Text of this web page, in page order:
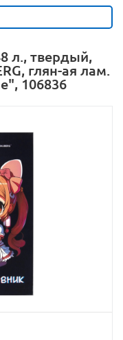
л., твердый,
глян-ая лам.
106836